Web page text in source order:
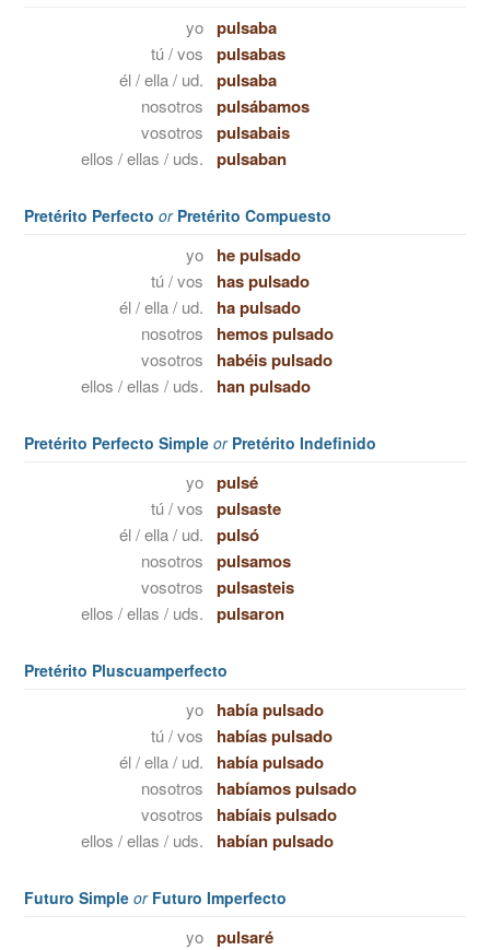
yo pulsaba
tú / vos pulsabas
él / ella / ud. pulsaba
nosotros pulsábamos
vosotros pulsabais
ellos / ellas / uds. pulsaban
Pretérito Perfecto orPretérito Compuesto
yo he pulsado
tú / vos has pulsado
él / ella / ud. ha pulsado
nosotros hemos pulsado
vosotros habéis pulsado
ellos / ellas / uds. han pulsado
Pretérito Perfecto Simple orPretérito Indefinido
yo pulsé
tú / vos pulsaste
él / ella / ud. pulsó
nosotros pulsamos
vosotros pulsasteis
ellos / ellas / uds. pulsaron
Pretérito Pluscuamperfecto
yo había pulsado
tú / vos habías pulsado
él / ella / ud. había pulsado
nosotros habíamos pulsado
vosotros habíais pulsado
ellos / ellas / uds. habían pulsado
Futuro Simple orFuturo Imperfecto
yo pulsaré